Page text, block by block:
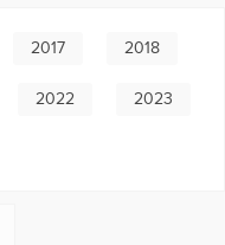
2017 2018
2022 2023